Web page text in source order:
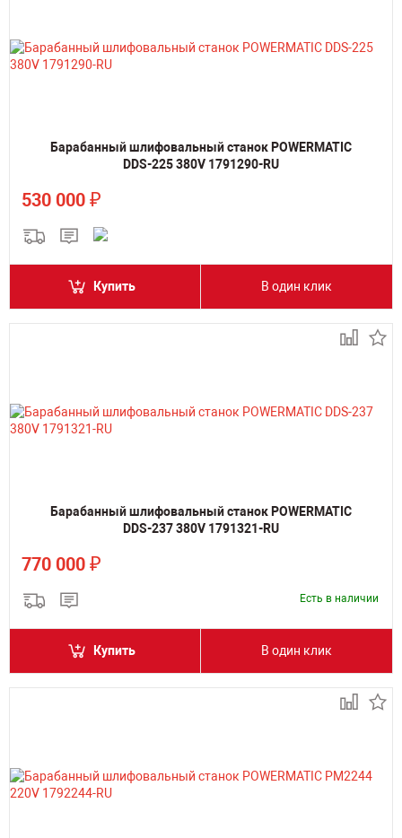
Барабанный шлифовальный станок POWERMATIC
DDS-225 380V 1791290-RU
530 000 ₽
Купить В один клик
Барабанный шлифовальный станок POWERMATIC
DDS-237 380V 1791321-RU
770 000 ₽
Есть в наличии
Купить В один клик